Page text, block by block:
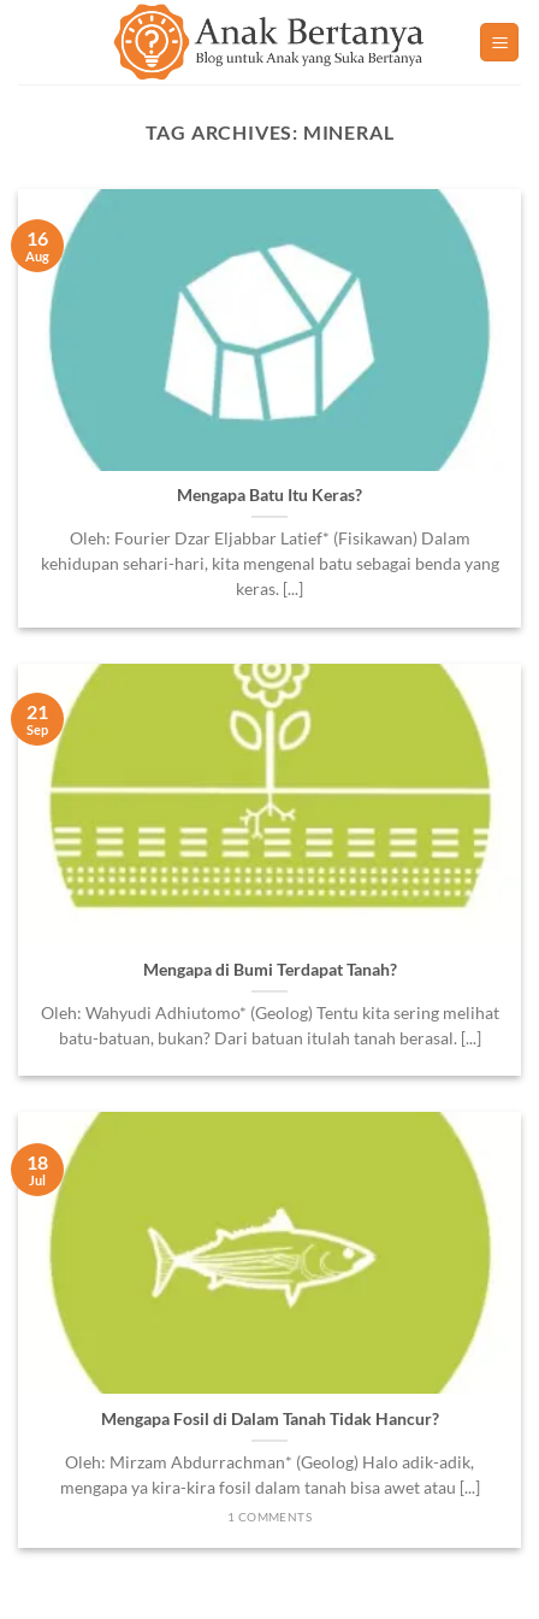
TAG ARCHIVES: MINERAL
Mengapa Batu Itu Keras?
Oleh: Fourier Dzar Eljabbar Latief* (Fisikawan) Dalam
kehidupan sehari-hari, kita mengenal batu sebagai benda yang
keras. [...]
16
Aug
Mengapa di Bumi Terdapat Tanah?
Oleh: Wahyudi Adhiutomo* (Geolog) Tentu kita sering melihat
batu-batuan, bukan? Dari batuan itulah tanah berasal. [...]
21
Sep
Mengapa Fosil di Dalam Tanah Tidak Hancur?
Oleh: Mirzam Abdurrachman* (Geolog) Halo adik-adik,
mengapa ya kira-kira fosil dalam tanah bisa awet atau [...]
1 COMMENTS
18
Jul